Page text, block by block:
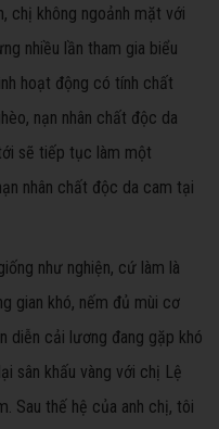
chị không ngoảnh mặt với
nhiều lần tham gia biểu
hoạt động có tính chất
nạn nhân chất độc da
sẽ tiếp tục làm một
nhân chất độc da cam tại
như nghiện, cứ làm là
gian khó, nếm đủ mùi cơ
diễn cải lương đang gặp khó
sân khấu vàng với chị Lệ
Sau thế hệ của anh chị, tôi